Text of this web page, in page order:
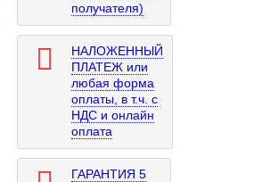
получателя)
НАЛОЖЕННЫЙ
ПЛАТЕЖ или
любая форма
оплаты, в т.ч. с
НДС и онлайн
оплата
ГАРАНТИЯ 5